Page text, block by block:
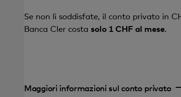
Se non li soddisfate, il conto privato in
Banca Cler costa solo 1 CHF al mese.
Maggiori informazioni sul conto privato